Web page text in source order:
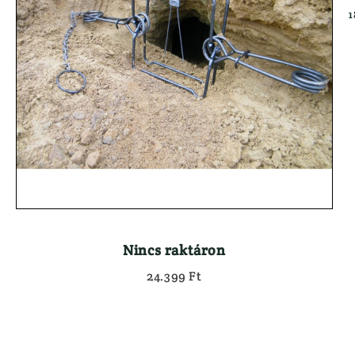
Kiegészítők
Hátizsák
Lőszertartó
Táskák
Töltényöv
Könyvek
Lámpa
ELEMEK, AKKUK
FEGYVER
Használt
Használt
Használt
JÁTÉKFIGURÁK
KEDVEZMÉNYES
KIFUTÓ
KUTYÁS
LÁBBELIK
Félcipő

Nincs raktáron
24.399 Ft